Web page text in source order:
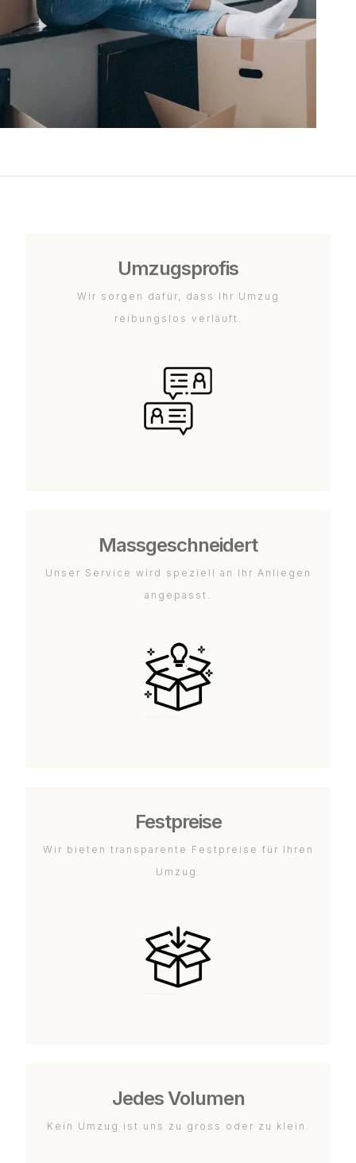
Umzugsprofis
Wir sorgen dafür, dass Ihr Umzug
reibungslos verläuft.
Massgeschneidert
Unser Service wird speziell an Ihr Anliegen
angepasst.
Festpreise
Wir bieten transparente Festpreise für Ihren
Umzug.
Jedes Volumen
Kein Umzug ist uns zu gross oder zu klein.